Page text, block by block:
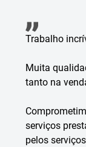
Trabalho
Muita
tanto na
serviços
pelos